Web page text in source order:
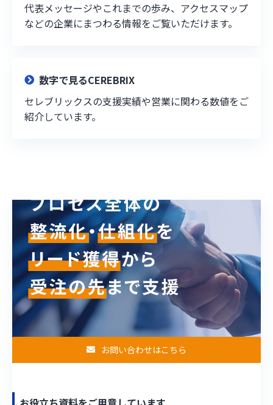
代表メッセージやこれまでの歩み、アクセスマップ
などの企業にまつわる情報をご覧いただけます。
数字で見るCEREBRIX
セレブリックスの支援実績や営業に関わる数値をご
紹介しています。
お問い合わせはこちら